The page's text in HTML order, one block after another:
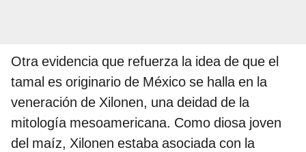
Otra evidencia que refuerza la idea de que el
tamal es originario de México se halla en la
veneración de Xilonen, una deidad de la
mitología mesoamericana. Como diosa joven
del maíz, Xilonen estaba asociada con la